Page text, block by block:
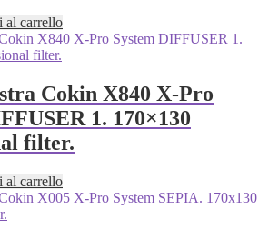
al carrello
Cokin X840 X-Pro
1. 170×130
filter.
al carrello